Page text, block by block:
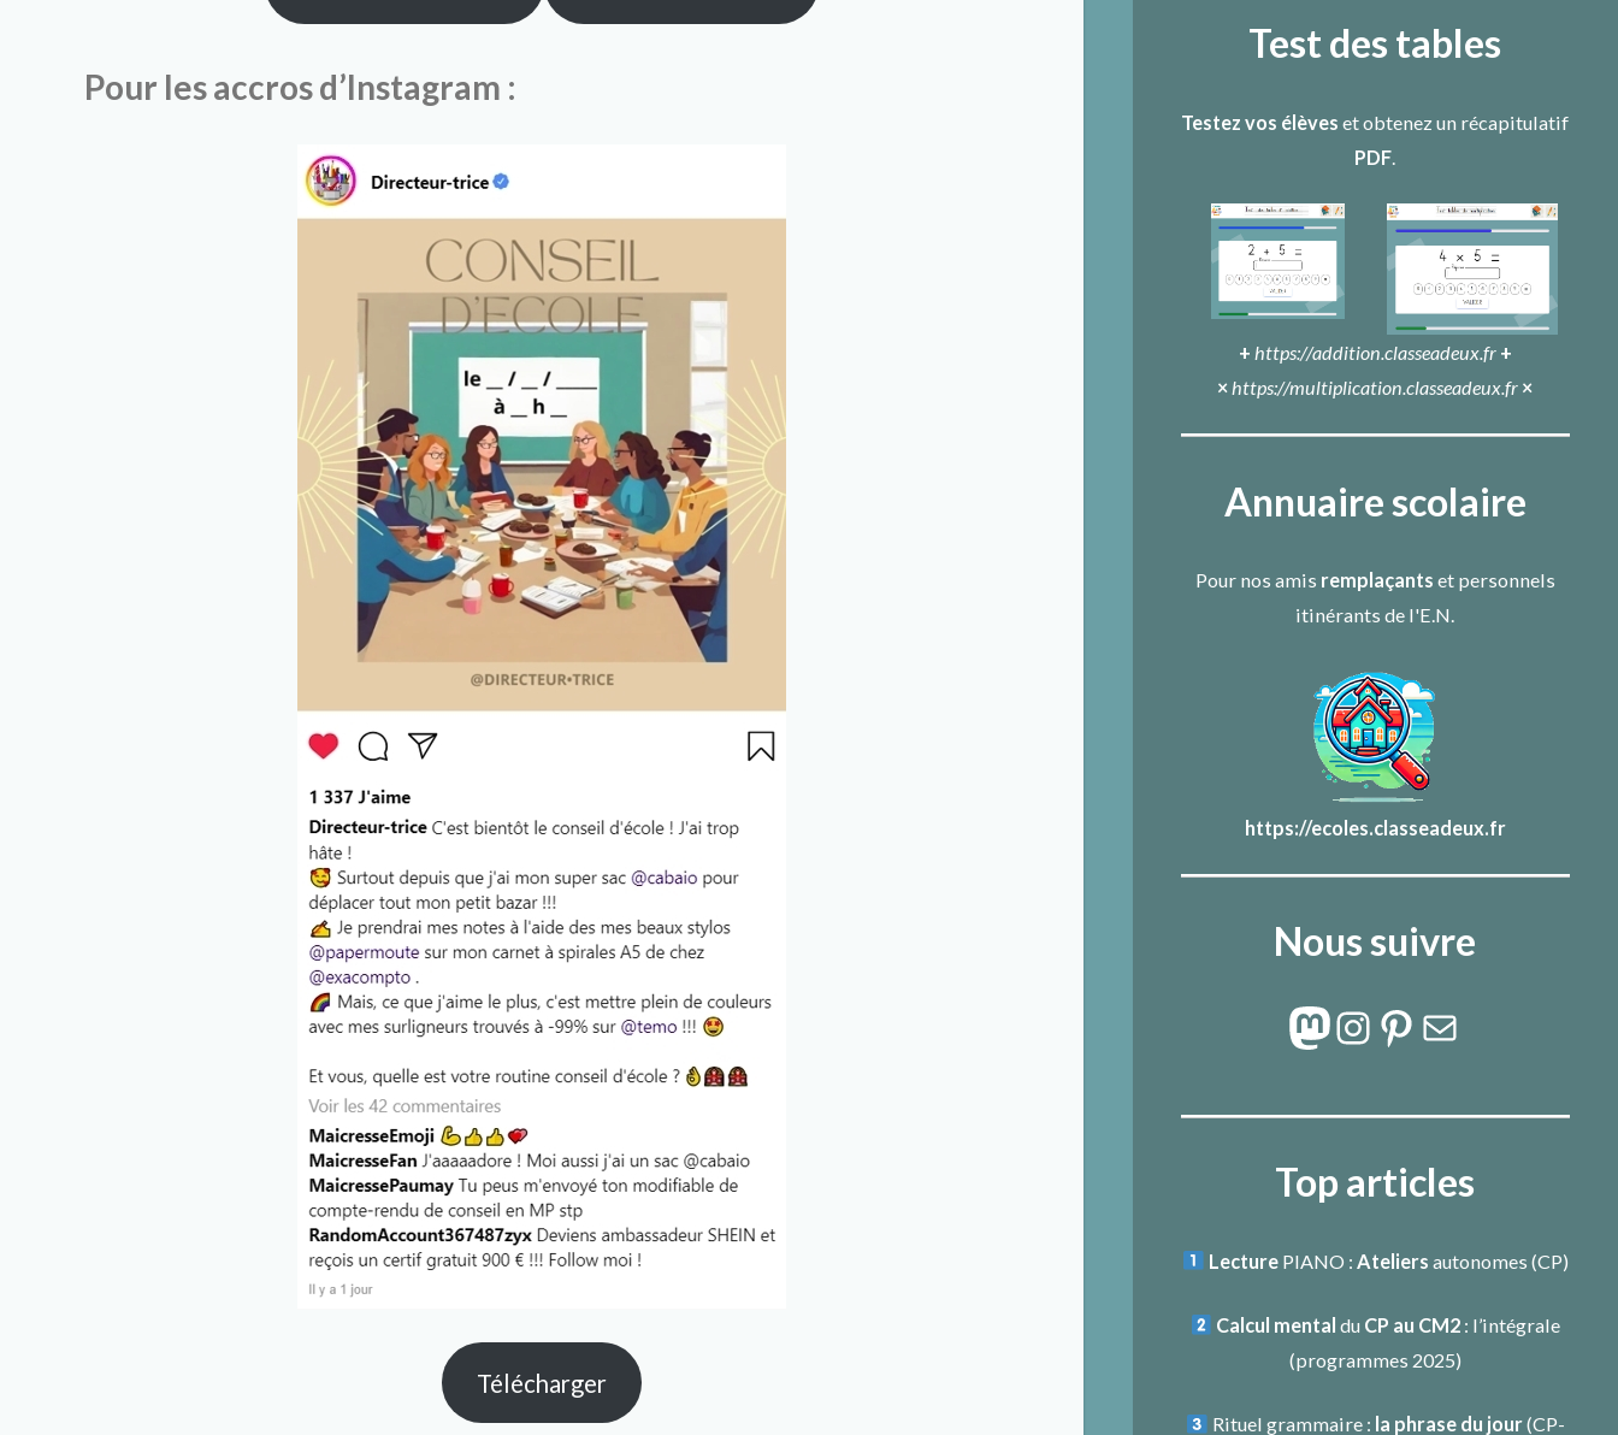
Pour les accros d’Instagram :
Télécharger
Test des tables
Testez vos élèves et obtenez un récapitulatif
PDF.
+ https://addition.classeadeux.fr +
×https://multiplication.classeadeux.fr ×
Annuaire scolaire
Pour nos amis remplaçants et personnels
itinérants de l'E.N.
https://ecoles.classeadeux.fr
Nous suivre
Mastodon
Instagram
Pinterest
E-mail
Top articles
LecturePIANO : Ateliers autonomes (CP)
Calcul mental du CP au CM2 : l’intégrale
(programmes 2025)
Rituel grammaire : la phrase du jour(CP-